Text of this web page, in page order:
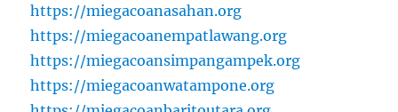
https://miegacoanasahan.org
https://miegacoanempatlawang.org
https://miegacoansimpangampek.org
https://miegacoanwatampone.org